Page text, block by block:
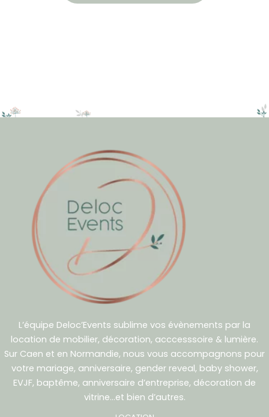
L’équipe Deloc’Events sublime vos évènements par la
location de mobilier, décoration, acccesssoire & lumière.
Sur Caen et en Normandie, nous vous accompagnons pour
votre mariage, anniversaire, gender reveal, baby shower,
EVJF, baptême, anniversaire d’entreprise, décoration de
vitrine…et bien d’autres.